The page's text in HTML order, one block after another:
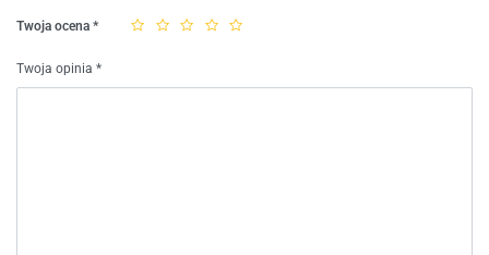
Twoja ocena *
Twoja opinia *